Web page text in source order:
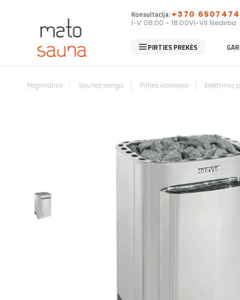
Konsultacija: +370
I-V 08:00 - 18:00VI-VII Nedirba
PIRTIES PREKĖS
Pagrindinis Saunos įranga Pirties krosnelės Elektrinės